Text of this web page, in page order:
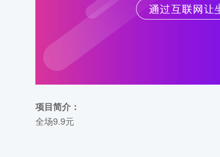
项目简介：
全场9.9元